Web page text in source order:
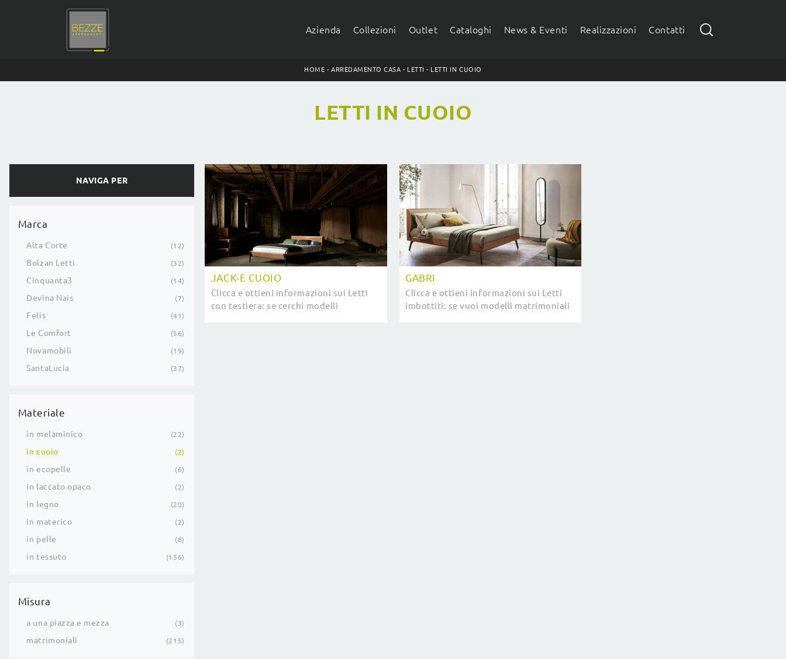
Azienda Collezioni Outlet Cataloghi News & Eventi Realizzazioni Contatti
HOME -ARREDAMENTO CASA - LETTI - LETTI IN CUOIO
LETTI IN CUOIO
NAVIGA PER
Marca
Alta Corte 12
Bolzan Letti 32
Cinquanta3 14
Devina Nais 7
Felis 41
Le Comfort 56
Novamobili 19
SantaLucia 37
Materiale
in melaminico 22
in cuoio 2
in ecopelle 6
in laccato opaco 2
in legno 20
in materico 2
in pelle 8
in tessuto 156
Misura
a una piazza e mezza 3
matrimoniali 215
JACK-E CUOIO
Clicca e ottieni informazioni sui Letti
con testiera: se cerchi modelli
GABRI
Clicca e ottieni informazioni sui Letti
imbottiti: se vuoi modelli matrimoniali